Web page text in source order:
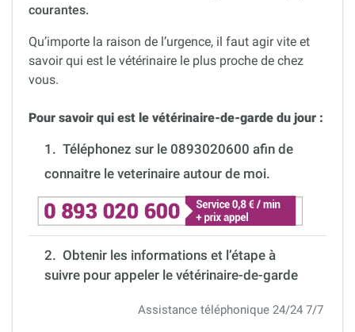
courantes.
Qu’importe la raison de l’urgence, il faut agir vite et
savoir qui est le vétérinaire le plus proche de chez
vous.
Pour savoir qui est le vétérinaire-de-garde du jour :
1. Téléphonez sur le 0893020600 afin de
connaitre le veterinaire autour de moi.
2. Obtenir les informations et l’étape à
suivre pour appeler le vétérinaire-de-garde
Assistance téléphonique 24/24 7/7